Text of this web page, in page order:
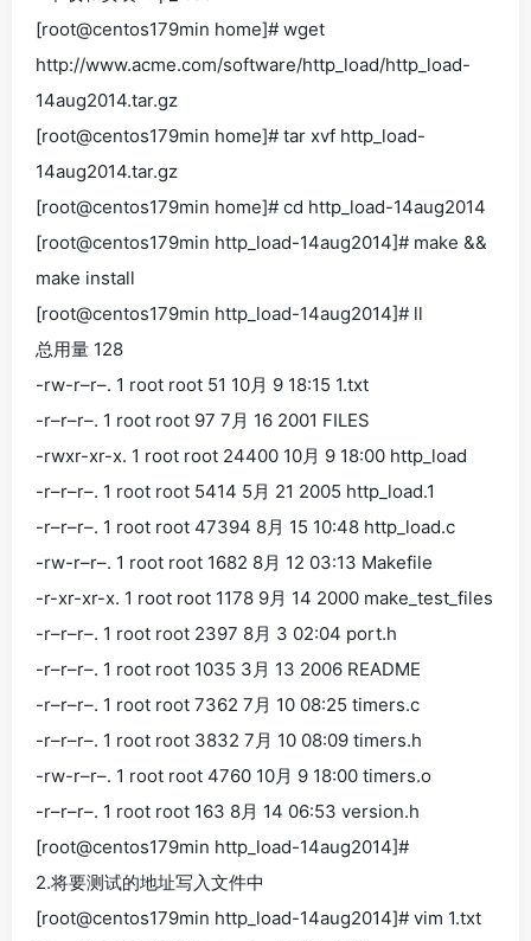
[root@centos179min home]# wget
http://www.acme.com/software/http_load/http_load-
14aug2014.tar.gz
[root@centos179min home]# tar xvf http_load-
14aug2014.tar.gz
[root@centos179min home]# cd http_load-14aug2014
[root@centos179min http_load-14aug2014]# make &&
make install
[root@centos179min http_load-14aug2014]# ll
总用量 128
-rw-r–r–. 1 root root 51 10月 9 18:15 1.txt
-r–r–r–. 1 root root 97 7月 16 2001 FILES
-rwxr-xr-x. 1 root root 24400 10月 9 18:00 http_load
-r–r–r–. 1 root root 5414 5月 21 2005 http_load.1
-r–r–r–. 1 root root 47394 8月 15 10:48 http_load.c
-rw-r–r–. 1 root root 1682 8月 12 03:13 Makefile
-r-xr-xr-x. 1 root root 1178 9月 14 2000 make_test_files
-r–r–r–. 1 root root 2397 8月 3 02:04 port.h
-r–r–r–. 1 root root 1035 3月 13 2006 README
-r–r–r–. 1 root root 7362 7月 10 08:25 timers.c
-r–r–r–. 1 root root 3832 7月 10 08:09 timers.h
-rw-r–r–. 1 root root 4760 10月 9 18:00 timers.o
-r–r–r–. 1 root root 163 8月 14 06:53 version.h
[root@centos179min http_load-14aug2014]#
2.将要测试的地址写入文件中
[root@centos179min http_load-14aug2014]# vim 1.txt